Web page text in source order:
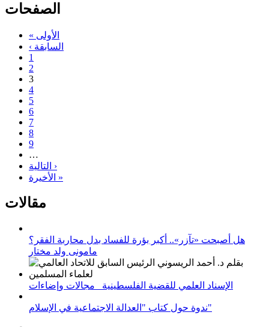
الصفحات
« الأولى
‹ السابقة
1
2
3
4
5
6
7
8
9
…
التالية ›
الأخيرة »
مقالات
هل أصبحت «تآزر».. أكبر بؤرة للفساد بدل محاربة الفقر؟
مامونى ولد مختار
الإسناد العلمي للقضية الفلسطينية_ مجالات وإضاءات
ندوة حول كتاب "العدالة الاجتماعية في الإسلام"